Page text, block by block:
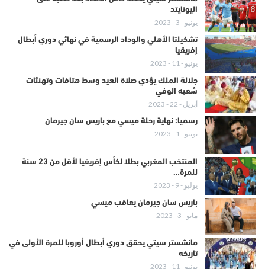
اليونايتد
يونيو - 3 - 2023
تشكيلتا الأهلي والوداد الرسمية في نهائي دوري أبطال
إفريقيا
يونيو - 11 - 2023
جلالة الملك يؤدي صلاة العيد وسط هتافات وتهنئات
شعبه الوفي
أبريل - 22 - 2023
رسميا: نهاية رحلة ميسي مع باريس سان جيرمان
يونيو - 1 - 2023
المنتخب المغربي بطلا لكأس إفريقيا لأقل من 23 سنة
للمرة…
يوليو - 9 - 2023
باريس سان جيرمان يعاقب ميسي
مايو - 3 - 2023
مانشستر سيتي يحقق دوري أبطال أوروبا للمرة الأولى في
تاريخه
يونيو - 11 - 2023